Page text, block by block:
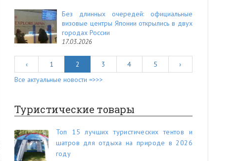
Без длинных очередей: официальные
визовые центры Японии открылись в двух
городах России
17.03.2026
‹ 1 2 3 4 5
›
Все актуальные новости =>>>
Туристические товары
Топ 15 лучших туристических тентов и
шатров для отдыха на природе в 2026
году